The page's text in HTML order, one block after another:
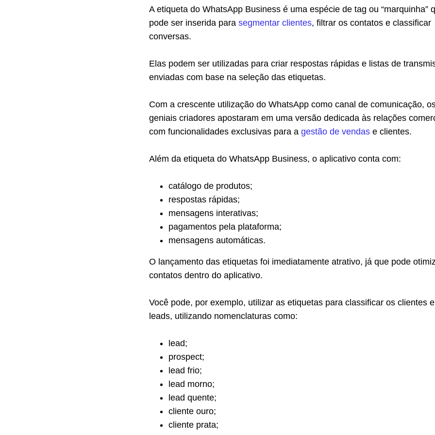
A etiqueta do WhatsApp Business é uma espécie de tag ou “marquinha”
pode ser inserida para segmentar clientes, filtrar os contatos e classificar
conversas.
Elas podem ser utilizadas para criar respostas rápidas e listas de
enviadas com base na seleção das etiquetas.
Com a crescente utilização do WhatsApp como canal de comunicação,
geniais criadores apostaram em uma versão dedicada às relações
com funcionalidades exclusivas para a gestão de vendas e clientes.
Além da etiqueta do WhatsApp Business, o aplicativo conta com:
catálogo de produtos;
respostas rápidas;
mensagens interativas;
pagamentos pela plataforma;
mensagens automáticas.
O lançamento das etiquetas foi imediatamente atrativo, já que pode
contatos dentro do aplicativo.
Você pode, por exemplo, utilizar as etiquetas para classificar os clientes e
leads, utilizando nomenclaturas como:
lead;
prospect;
lead frio;
lead morno;
lead quente;
cliente ouro;
cliente prata;